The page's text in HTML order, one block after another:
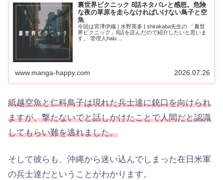
裏世界ピクニック 8話ネタバレと感想。危険
な夜の草原を走らなければいけない鳥子と空
魚
今回は宮澤伊織 | 水野英多 | shirakaba先生の 「裏世
界ピクニック」8話を読んだので紹介したいと思いま
す。 管理人halu ...
www.manga-happy.com 2026.07.26
紙越空魚と仁科鳥子は現れた兵士達に銃口を向けられ
ますが、撃たないでと話しかけたことで人間だと認識
してもらい難を逃れました。
そして彼らも、沖縄から迷い込んでしまった在日米軍
の兵士達だということがわかります。